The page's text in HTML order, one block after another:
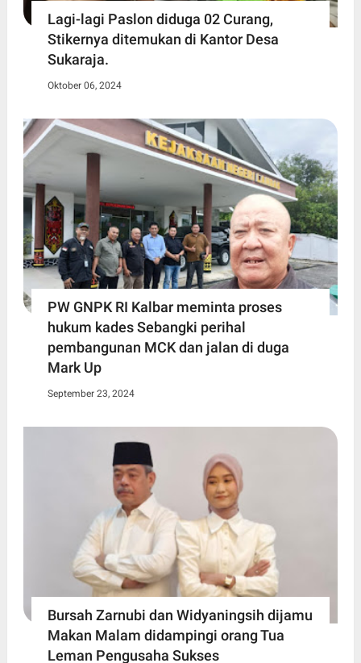
Lagi-lagi Paslon diduga 02 Curang,
Stikernya ditemukan di Kantor Desa
Sukaraja.
Oktober 06, 2024
PW GNPK RI Kalbar meminta proses
hukum kades Sebangki perihal
pembangunan MCK dan jalan di duga
Mark Up
September 23, 2024
Bursah Zarnubi dan Widyaningsih dijamu
Makan Malam didampingi orang Tua
Leman Pengusaha Sukses